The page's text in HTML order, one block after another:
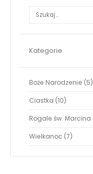
Kategorie
Boże Narodzenie 55
Ciastka 1010
Rogale św. Marcina
Wielkanoc 77